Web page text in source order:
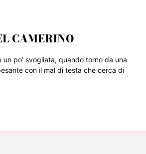
CAMERINO
un po’ svogliata, quando torno da una
con il mal di testa che cerca di